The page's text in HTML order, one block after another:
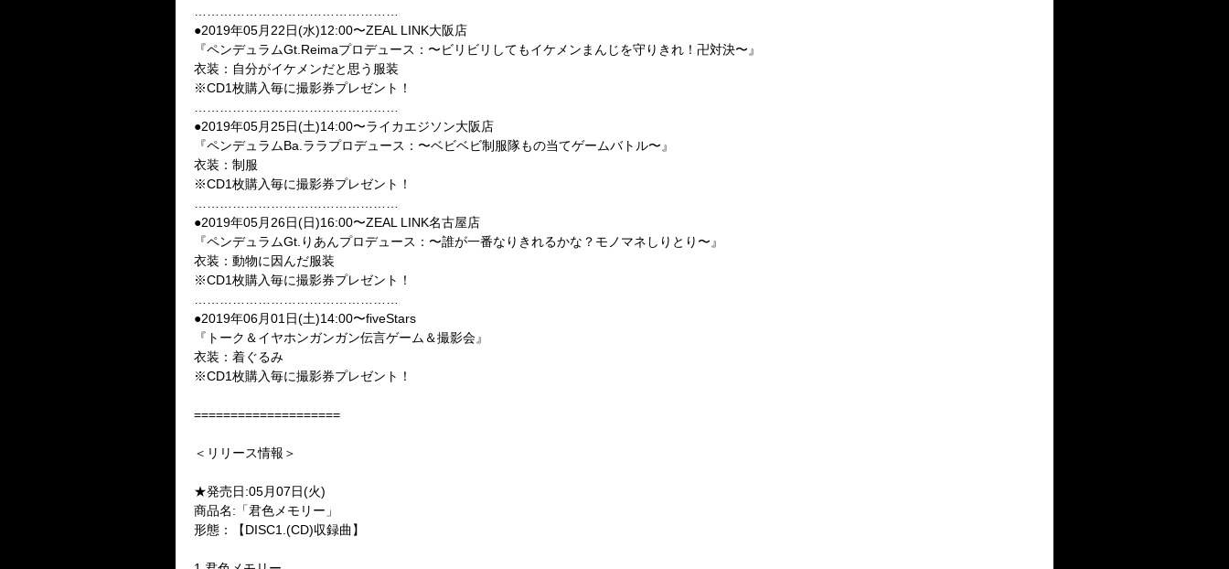
●2019年05月22日(水)12:00〜ZEAL LINK大阪店
『ペンデュラムGt.Reimaプロデュース：〜ビリビリしてもイケメンまんじを守りきれ！卍対決〜』
衣装：自分がイケメンだと思う服装
※CD1枚購入毎に撮影券プレゼント！
●2019年05月25日(土)14:00〜ライカエジソン大阪店
『ペンデュラムBa.ララプロデュース：〜ベビベビ制服隊もの当てゲームバトル〜』
衣装：制服
※CD1枚購入毎に撮影券プレゼント！
●2019年05月26日(日)16:00〜ZEAL LINK名古屋店
『ペンデュラムGt.りあんプロデュース：〜誰が一番なりきれるかな？モノマネしりとり〜』
衣装：動物に因んだ服装
※CD1枚購入毎に撮影券プレゼント！
●2019年06月01日(土)14:00〜fiveStars
『トーク＆イヤホンガンガン伝言ゲーム＆撮影会』
衣装：着ぐるみ
※CD1枚購入毎に撮影券プレゼント！
====================
＜リリース情報＞
★発売日:05月07日(火)
商品名:「君色メモリー」
形態：【DISC1.(CD)収録曲】